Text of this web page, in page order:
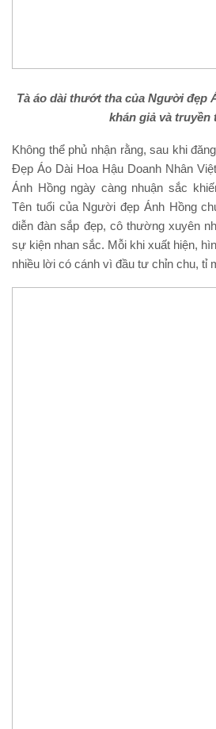
Tà áo dài thướt tha của Người đẹp
khán giả và truyền
Không thể phủ nhận rằng, sau khi
Đẹp Áo Dài Hoa Hậu Doanh Nhân
Ánh Hồng ngày càng nhuận sắc
Tên tuổi của Người đẹp Ánh Hồng
diễn đàn sắp đẹp, cô thường xuyên
sự kiện nhan sắc. Mỗi khi xuất hiện,
nhiều lời có cánh vì đầu tư chỉn chu, tỉ